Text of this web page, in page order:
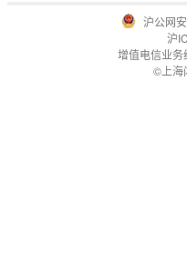
沪公网
沪
增值电信业
©上海